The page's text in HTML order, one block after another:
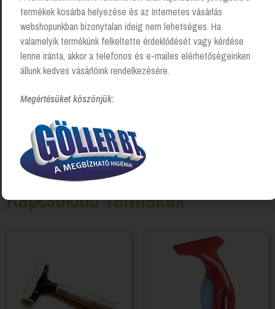
Kapcsolódó Termékek
termékek kosárba helyezése és az Internetes vásárlás
webshopunkban bizonytalan ideig nem lehetséges. Ha
valamelyik termékünk felkeltette érdeklődését vagy kérdése
lenne iránta, akkor a telefonos és e-mailes elérhetőségeinken
állunk kedves vásárlóink rendelkezésére.
Megértésüket köszönjük: